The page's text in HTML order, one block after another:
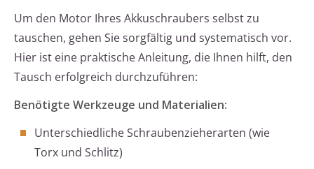
Um den Motor Ihres Akkuschraubers selbst zu
tauschen, gehen Sie sorgfältig und systematisch vor.
Hier ist eine praktische Anleitung, die Ihnen hilft, den
Tausch erfolgreich durchzuführen:
Benötigte Werkzeuge und Materialien:
Unterschiedliche Schraubenzieherarten (wie
Torx und Schlitz)